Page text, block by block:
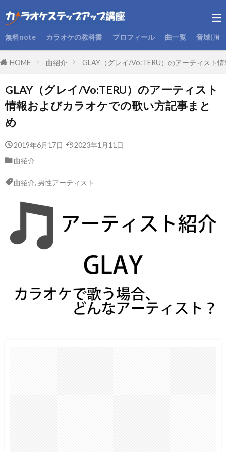
無料note カラオケの教科書 プロフィール 曲一覧 音域(声
HOME 曲紹介 GLAY（グレイ/Vo:TERU）のアーティスト
GLAY（グレイ/Vo:TERU）のアーティスト
情報およびカラオケでの歌い方記事まと
め
2019年6月17日
2023年1月11日
曲紹介
曲紹介, 男性アーティスト